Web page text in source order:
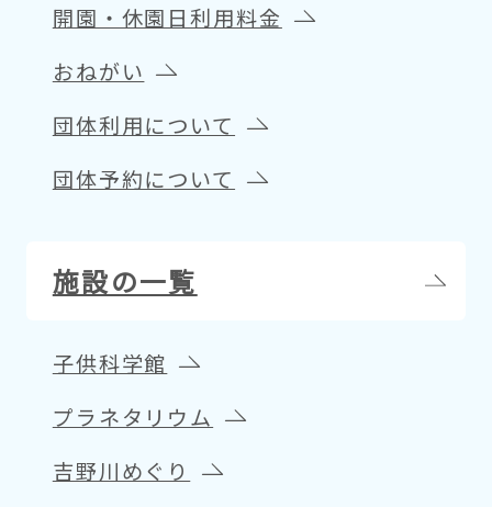
開園・休園日利用料金
おねがい
団体利用について
団体予約について
施設の一覧
子供科学館
プラネタリウム
吉野川めぐり